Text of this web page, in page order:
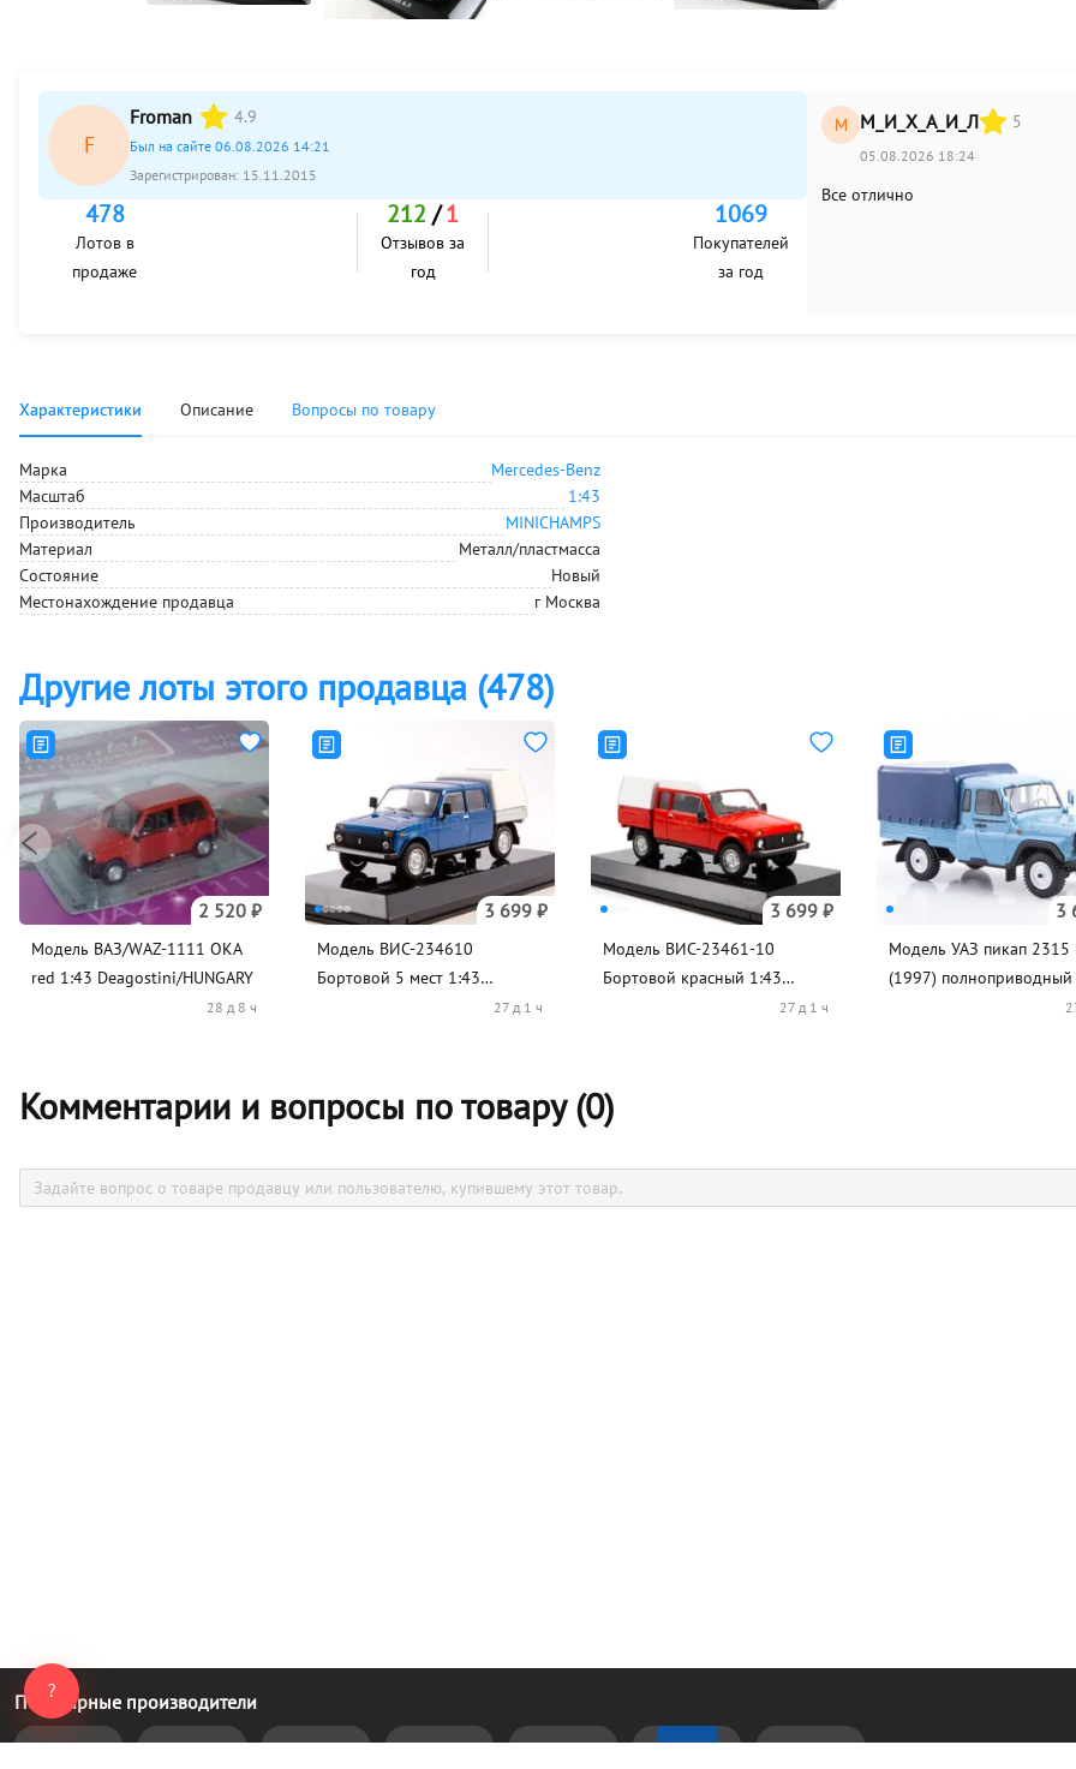
F
Froman 4.9
Был на сайте 06.08.2026 14:21
Зарегистрирован: 15.11.2015
478
Лотов в
продаже
212 /1
Отзывов за
год
1069
Покупателей
за год
М М_И_Х_А_И_Л 5
05.08.2026 18:24
Все отлично
Характеристики Описание Вопросы по товару
Марка
Mercedes-Benz
Масштаб
1:43
Производитель
MINICHAMPS
Материал
Металл/пластмасса
Состояние
Новый
Местонахождение продавца г Москва
Другие лоты этого продавца (478)
2 520 ₽
Модель ВАЗ/WAZ-1111 OKA
red 1:43 Deagostini/HUNGARY
28 д 8 ч
3 699 ₽
Модель ВИС-234610
Бортовой 5 мест 1:43
27 д 1 ч
3 699 ₽
Модель ВИС-23461-10
Бортовой красный 1:43
27 д 1 ч
3
Модель УАЗ пикап 2315
(1997)
Комментарии и вопросы по товару (0)
?
Популярные производители